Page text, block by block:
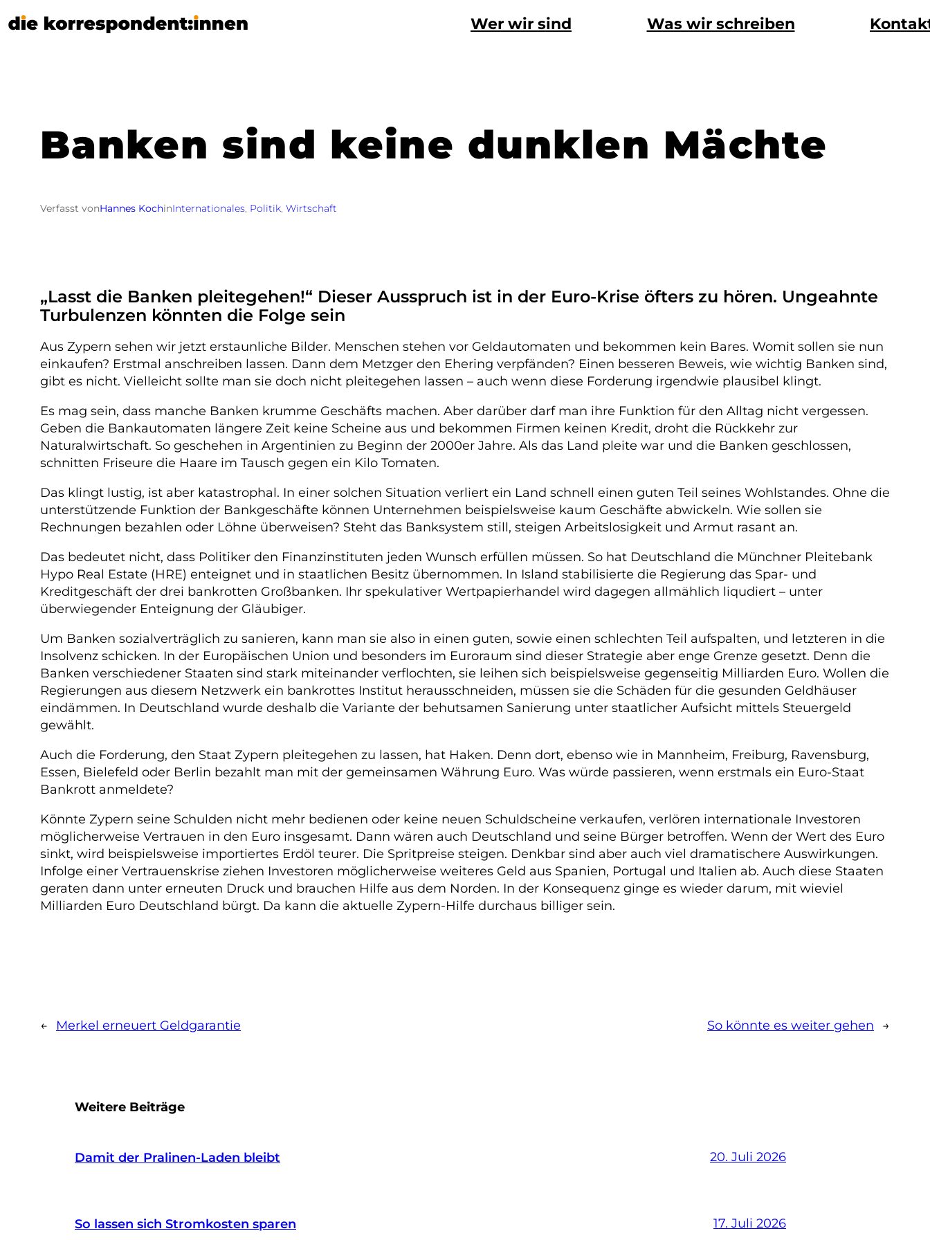
Wer wir sind Was wir schreiben
Banken sind keine dunklen Mächte
Verfasst vonHannes KochinInternationales, Politik, Wirtschaft
„Lasst die Banken pleitegehen!“ Dieser Ausspruch ist in der Euro-Krise öfters zu hören. Ungeahnte
Turbulenzen könnten die Folge sein
Aus Zypern sehen wir jetzt erstaunliche Bilder. Menschen stehen vor Geldautomaten und bekommen kein Bares. Womit sollen sie nun
einkaufen? Erstmal anschreiben lassen. Dann dem Metzger den Ehering verpfänden? Einen besseren Beweis, wie wichtig Banken sind,
gibt es nicht. Vielleicht sollte man sie doch nicht pleitegehen lassen – auch wenn diese Forderung irgendwie plausibel klingt.
Es mag sein, dass manche Banken krumme Geschäfts machen. Aber darüber darf man ihre Funktion für den Alltag nicht vergessen.
Geben die Bankautomaten längere Zeit keine Scheine aus und bekommen Firmen keinen Kredit, droht die Rückkehr zur
Naturalwirtschaft. So geschehen in Argentinien zu Beginn der 2000er Jahre. Als das Land pleite war und die Banken geschlossen,
schnitten Friseure die Haare im Tausch gegen ein Kilo Tomaten.
Das klingt lustig, ist aber katastrophal. In einer solchen Situation verliert ein Land schnell einen guten Teil seines Wohlstandes. Ohne die
unterstützende Funktion der Bankgeschäfte können Unternehmen beispielsweise kaum Geschäfte abwickeln. Wie sollen sie
Rechnungen bezahlen oder Löhne überweisen? Steht das Banksystem still, steigen Arbeitslosigkeit und Armut rasant an.
Das bedeutet nicht, dass Politiker den Finanzinstituten jeden Wunsch erfüllen müssen. So hat Deutschland die Münchner Pleitebank
Hypo Real Estate (HRE) enteignet und in staatlichen Besitz übernommen. In Island stabilisierte die Regierung das Spar- und
Kreditgeschäft der drei bankrotten Großbanken. Ihr spekulativer Wertpapierhandel wird dagegen allmählich liqudiert – unter
überwiegender Enteignung der Gläubiger.
Um Banken sozialverträglich zu sanieren, kann man sie also in einen guten, sowie einen schlechten Teil aufspalten, und letzteren in die
Insolvenz schicken. In der Europäischen Union und besonders im Euroraum sind dieser Strategie aber enge Grenze gesetzt. Denn die
Banken verschiedener Staaten sind stark miteinander verflochten, sie leihen sich beispielsweise gegenseitig Milliarden Euro. Wollen die
Regierungen aus diesem Netzwerk ein bankrottes Institut herausschneiden, müssen sie die Schäden für die gesunden Geldhäuser
eindämmen. In Deutschland wurde deshalb die Variante der behutsamen Sanierung unter staatlicher Aufsicht mittels Steuergeld
gewählt.
Auch die Forderung, den Staat Zypern pleitegehen zu lassen, hat Haken. Denn dort, ebenso wie in Mannheim, Freiburg, Ravensburg,
Essen, Bielefeld oder Berlin bezahlt man mit der gemeinsamen Währung Euro. Was würde passieren, wenn erstmals ein Euro-Staat
Bankrott anmeldete?
Könnte Zypern seine Schulden nicht mehr bedienen oder keine neuen Schuldscheine verkaufen, verlören internationale Investoren
möglicherweise Vertrauen in den Euro insgesamt. Dann wären auch Deutschland und seine Bürger betroffen. Wenn der Wert des Euro
sinkt, wird beispielsweise importiertes Erdöl teurer. Die Spritpreise steigen. Denkbar sind aber auch viel dramatischere Auswirkungen.
Infolge einer Vertrauenskrise ziehen Investoren möglicherweise weiteres Geld aus Spanien, Portugal und Italien ab. Auch diese Staaten
geraten dann unter erneuten Druck und brauchen Hilfe aus dem Norden. In der Konsequenz ginge es wieder darum, mit wieviel
Milliarden Euro Deutschland bürgt. Da kann die aktuelle Zypern-Hilfe durchaus billiger sein.
← Merkel erneuert Geldgarantie So könnte es weiter gehen →
Weitere Beiträge
Damit der Pralinen-Laden bleibt 20. Juli 2026
So lassen sich Stromkosten sparen 17. Juli 2026